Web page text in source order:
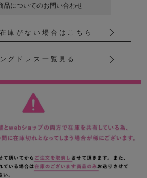
品についてのお問い合わせ
庫がない場合はこちら
グドレス一覧見る